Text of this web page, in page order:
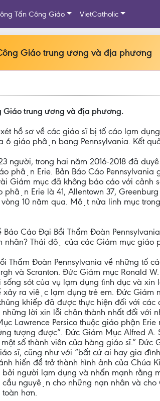
Tấn Công Giáo VietCatholic
Giáo trung ương và địa phương
trung ương và địa phương.
hồ sơ về các giáo sĩ bị tố cáo lạm
6 giáo phận bang Pennsylvania. Kết
người, trong hai năm 2016-2018 đã
phận Erie. Bản Báo Cáo
Giám mục đã không báo cáo với
Erie là 41, Allentown 37,
10 năm qua. Một nửa linh mục
Báo Cáo Đại Bồi Thẩm Đoàn
nhân? Thái độ của các Giám mục
Thẩm Đoàn Pennsylvania về những tố
và Scranton. Đức Giám mục
sót của vụ lạm dụng tình dục và
ra việc lạm dụng trẻ em. Đức Giám
khiếp đã được thực hiện đối với
lời xin lỗi chân thành nhất đối
Lawrence Persico thuộc giáo phận
tượng được”. Đức Giám Mục Alfred
số thành viên của hàng giáo sĩ.”
sĩ, cũng như với “bất cứ ai hay gia
hiến để trở thành hình ảnh của
người lạm dụng và nhấn mạnh rằng
cầu nguyện cho những nạn nhân và
hơn.